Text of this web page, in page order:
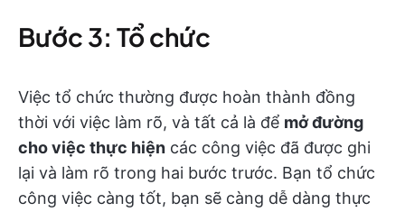
Bước 3: Tổ chức
Việc tổ chức thường được hoàn thành đồng
thời với việc làm rõ, và tất cả là để mở đường
cho việc thực hiện các công việc đã được ghi
lại và làm rõ trong hai bước trước. Bạn tổ chức
công việc càng tốt, bạn sẽ càng dễ dàng thực